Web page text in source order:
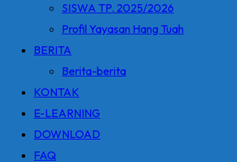
SISWA TP. 2025/2026
Profil Yayasan Hang Tuah
BERITA
Berita-berita
KONTAK
E-LEARNING
DOWNLOAD
FAQ